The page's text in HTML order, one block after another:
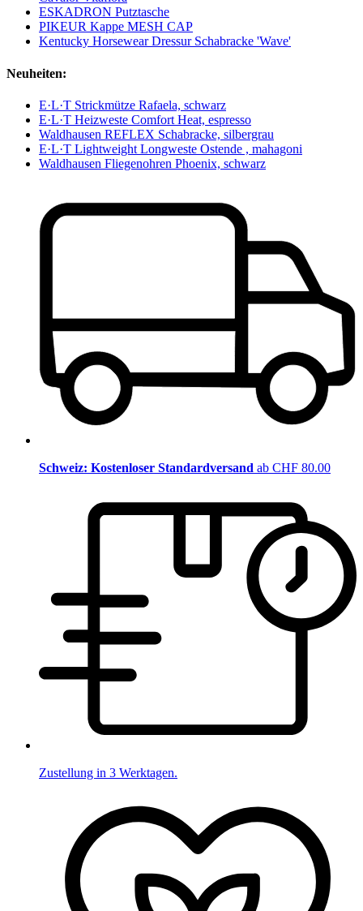
ESKADRON Putztasche
PIKEUR Kappe MESH CAP
Kentucky Horsewear Dressur Schabracke 'Wave'
Neuheiten:
E·L·T Strickmütze Rafaela, schwarz
E·L·T Heizweste Comfort Heat, espresso
Waldhausen REFLEX Schabracke, silbergrau
E·L·T Lightweight Longweste Ostende , mahagoni
Waldhausen Fliegenohren Phoenix, schwarz
Schweiz: Kostenloser Standardversand ab CHF 80.00
Zustellung in 3 Werktagen.